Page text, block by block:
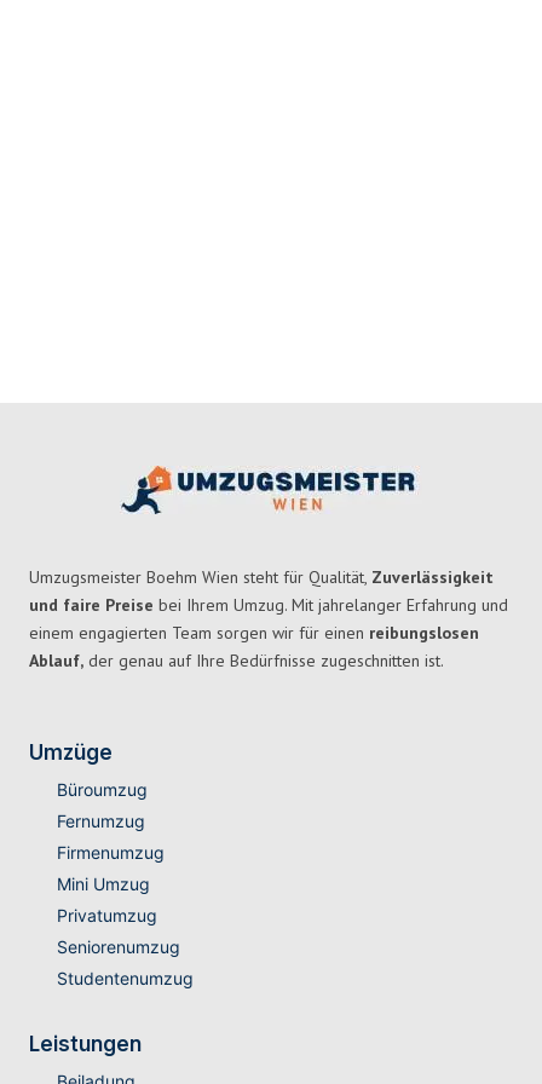
Umzugsmeister Boehm Wien steht für Qualität, Zuverlässigkeit
und faire Preise bei Ihrem Umzug. Mit jahrelanger Erfahrung und
einem engagierten Team sorgen wir für einen reibungslosen
Ablauf, der genau auf Ihre Bedürfnisse zugeschnitten ist.
Umzüge
Büroumzug
Fernumzug
Firmenumzug
Mini Umzug
Privatumzug
Seniorenumzug
Studentenumzug
Leistungen